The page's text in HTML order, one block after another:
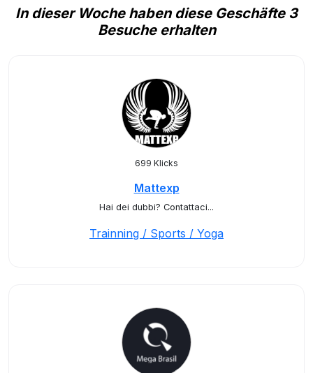
In dieser Woche haben diese Geschäfte 3
Besuche erhalten
699 Klicks
Mattexp
Hai dei dubbi? Contattaci...
Trainning / Sports / Yoga